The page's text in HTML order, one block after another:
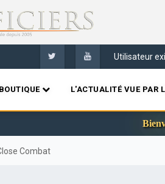
Utilisateur
BOUTIQUE L'ACTUALITÉ VUE PAR
Combat